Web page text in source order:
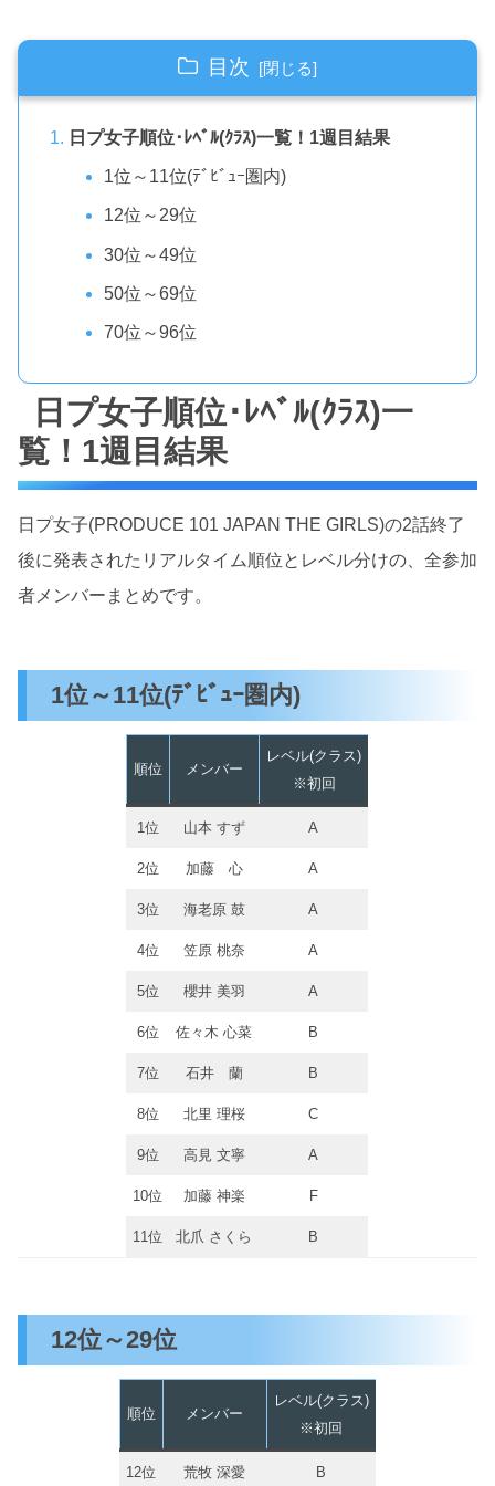
目次
日プ女子順位･ﾚﾍﾞﾙ(ｸﾗｽ)一覧！1週目結果
1位～11位(ﾃﾞﾋﾞｭｰ圏内)
12位～29位
30位～49位
50位～69位
70位～96位
日プ女子順位･ﾚﾍﾞﾙ(ｸﾗｽ)一
覧！1週目結果
日プ女子(PRODUCE 101 JAPAN THE GIRLS)の2話終了
後に発表されたリアルタイム順位とレベル分けの、全参加
者メンバーまとめです。
1位～11位(ﾃﾞﾋﾞｭｰ圏内)
順位 メンバー
レベル(クラス)
※初回
1位 山本 すず A
2位 加藤 心 A
3位 海老原 鼓 A
4位 笠原 桃奈 A
5位 櫻井 美羽 A
6位 佐々木 心菜 B
7位 石井 蘭 B
8位 北里 理桜 C
9位 高見 文寧 A
10位 加藤 神楽 F
11位 北爪 さくら B
12位～29位
順位 メンバー
レベル(クラス)
※初回
12位 荒牧 深愛 B